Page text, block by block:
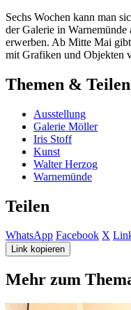
Sechs Wochen kann man
der Galerie in
erwerben. Ab Mitte Mai
mit Grafiken und Objekten
Themen & Teilen
Ausstellung
Galerie Möller
Iris Stoff
Kunst
Walter Herzog
Warnemünde
Teilen
WhatsApp Facebook X
Link kopieren
Mehr zum